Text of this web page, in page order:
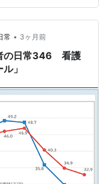
勤介護マンが現場で
人や施設が特定され
している。 最初に
、楽し…
常 • 3ヶ月前
の日常346 看護
」